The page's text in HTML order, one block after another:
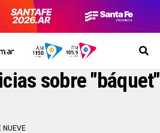
sobre "báquet"
NUEVE